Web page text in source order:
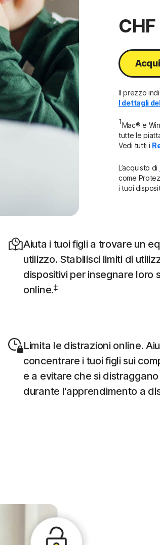
Il prezzo
I dettagli
1Mac® e
tutte le
Vedi tutti i
L’acquisto di
come
i tuoi
Aiuta i tuoi figli a trovare un
utilizzo. Stabilisci limiti di
dispositivi per insegnare loro
online.‡
Limita le distrazioni online.
concentrare i tuoi figli sui
e a evitare che si
durante l'apprendimento a